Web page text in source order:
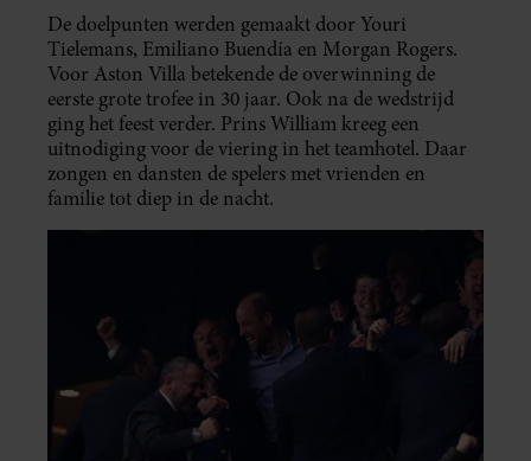
De doelpunten werden gemaakt door Youri
Tielemans, Emiliano Buendía en Morgan Rogers.
Voor Aston Villa betekende de overwinning de
eerste grote trofee in 30 jaar. Ook na de wedstrijd
ging het feest verder. Prins William kreeg een
uitnodiging voor de viering in het teamhotel. Daar
zongen en dansten de spelers met vrienden en
familie tot diep in de nacht.